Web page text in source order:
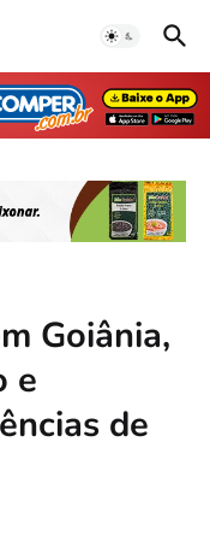
Goiânia,
e
de